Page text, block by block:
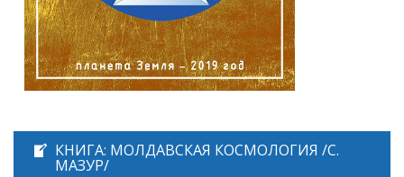
КНИГА: МОЛДАВСКАЯ КОСМОЛОГИЯ /С.
МАЗУР/